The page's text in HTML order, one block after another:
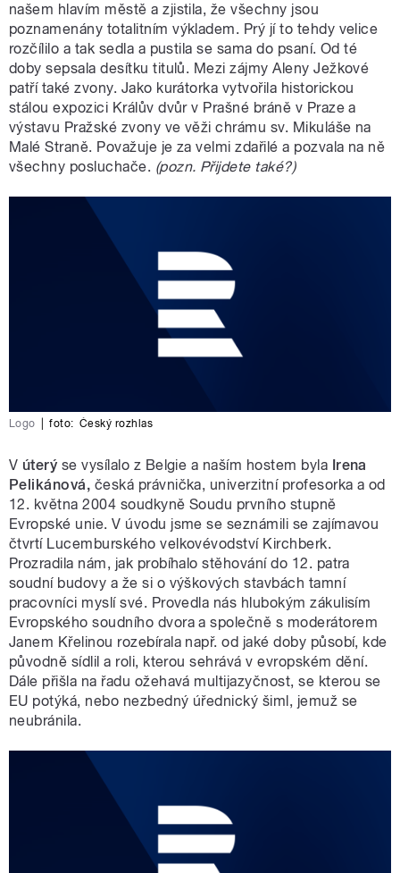
našem hlavím městě a zjistila, že všechny jsou
poznamenány totalitním výkladem. Prý jí to tehdy velice
rozčílilo a tak sedla a pustila se sama do psaní. Od té
doby sepsala desítku titulů. Mezi zájmy Aleny Ježkové
patří také zvony. Jako kurátorka vytvořila historickou
stálou expozici Králův dvůr v Prašné bráně v Praze a
výstavu Pražské zvony ve věži chrámu sv. Mikuláše na
Malé Straně. Považuje je za velmi zdařilé a pozvala na ně
všechny posluchače. (pozn. Přijdete také?)
Logo foto: Český rozhlas
V úterý se vysílalo z Belgie a naším hostem byla Irena
Pelikánová, česká právnička, univerzitní profesorka a od
12. května 2004 soudkyně Soudu prvního stupně
Evropské unie. V úvodu jsme se seznámili se zajímavou
čtvrtí Lucemburského velkovévodství Kirchberk.
Prozradila nám, jak probíhalo stěhování do 12. patra
soudní budovy a že si o výškových stavbách tamní
pracovníci myslí své. Provedla nás hlubokým zákulisím
Evropského soudního dvora a společně s moderátorem
Janem Křelinou rozebírala např. od jaké doby působí, kde
původně sídlil a roli, kterou sehrává v evropském dění.
Dále přišla na řadu ožehavá multijazyčnost, se kterou se
EU potýká, nebo nezbedný úřednický šiml, jemuž se
neubránila.